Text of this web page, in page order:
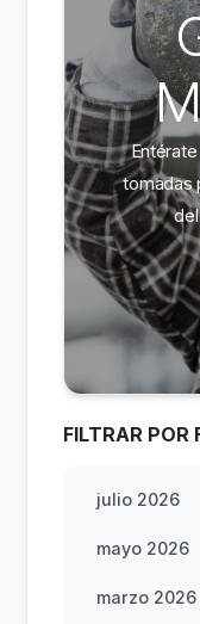
tomadas
FILTRAR POR
julio 2026
mayo 2026
marzo 2026